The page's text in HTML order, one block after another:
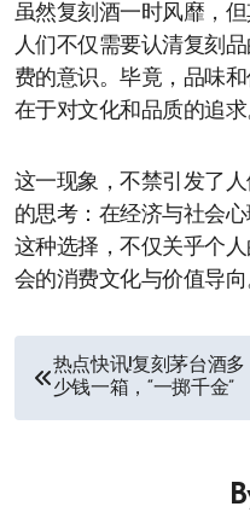
虽然复刻酒一时风靡，
人们不仅需要认清复刻
费的意识。毕竟，品味
在于对文化和品质的追求
这一现象，不禁引发了
的思考：在经济与社会
这种选择，不仅关乎个
会的消费文化与价值导向
文
章
热点快讯!复刻茅台酒多
少钱一箱，“一掷千金”